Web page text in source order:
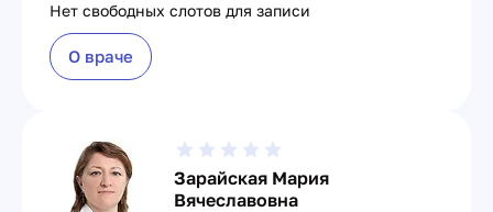
Нет свободных слотов для записи
О враче
Зарайская Мария
Вячеславовна